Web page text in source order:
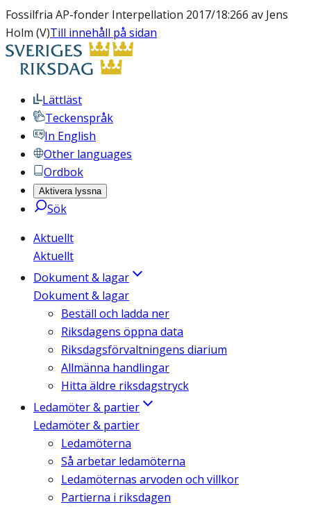
Fossilfria AP-fonder Interpellation 2017/18:266 av Jens
Holm (V)Till innehåll på sidan
Lättläst
Teckenspråk
In English
Other languages
Ordbok
Aktivera lyssna
Sök
Aktuellt
Aktuellt
Dokument & lagar
Dokument & lagar
Beställ och ladda ner
Riksdagens öppna data
Riksdagsförvaltningens diarium
Allmänna handlingar
Hitta äldre riksdagstryck
Ledamöter & partier
Ledamöter & partier
Ledamöterna
Så arbetar ledamöterna
Ledamöternas arvoden och villkor
Partierna i riksdagen